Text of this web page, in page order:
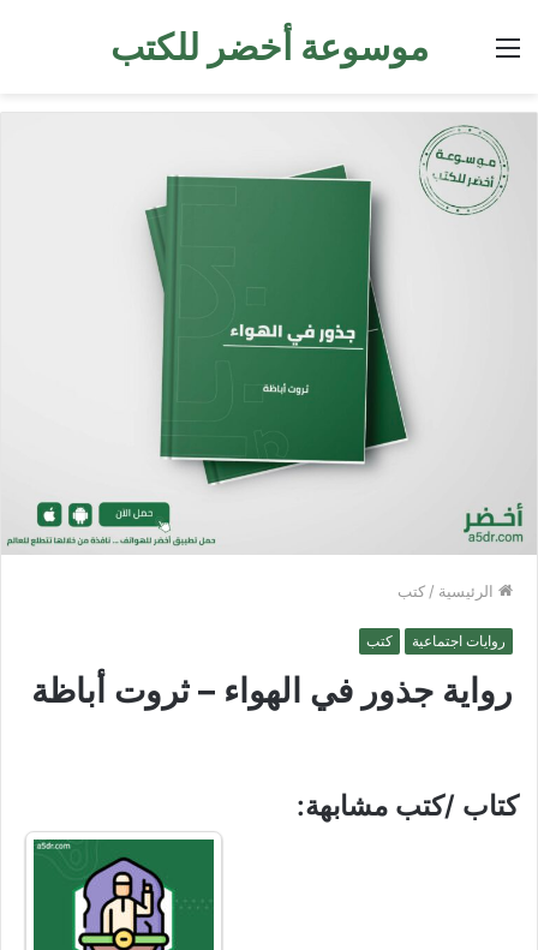
موسوعة أخضر للكتب القائمة
الرئيسية / كتب
روايات اجتماعية كتب
رواية جذور في الهواء – ثروت أباظة
كتاب /كتب مشابهة: